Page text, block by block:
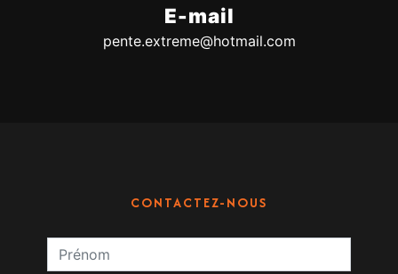
E-mail
pente.extreme@hotmail.com
CONTACTEZ-NOUS